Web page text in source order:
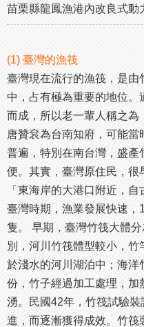
苗栗縣龍鳳漁港內改良式
(1) 臺灣的漁筏
臺灣現在流行的漁筏，是由
中，占有極為重要的地位。
而成，所以老一輩人稱之為
唐贊袞為台南知府，可能
普遍，特別在南台灣，盛產
便。其實，臺灣原住民，很
「東海岸的大港口附近，
臺灣時期，漁業發展快速，
隻。 早期，臺灣竹筏大體
別，河川竹筏體型較小，
於淺水的河川湖泊中；海洋
份，竹子經過加工處理，加
湧。民國42年，竹筏試驗
進，而逐漸獲得成效。竹